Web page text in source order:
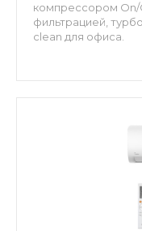
компрессором On/
фильтрацией,
clean для офиса.